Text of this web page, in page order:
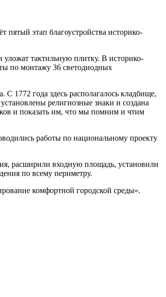
этап благоустройства историко-
тактильную плитку. В историко-
по монтажу 36 светодиодных
1772 года здесь располагалось кладбище,
религиозные знаки и создана
и показать им, что мы помним и чтим
работы по национальному проекту
расширили входную площадь, установили
по всему периметру.
комфортной городской среды».